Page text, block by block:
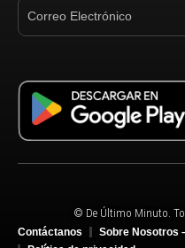
© De Último Minuto.
Contáctanos
Sobre Nosotros